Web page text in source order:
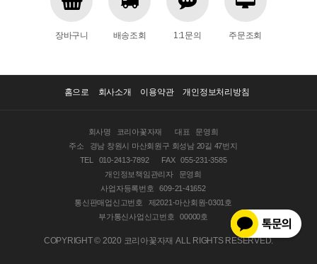
장바구니 배송조회 1:1문의 주문조회
홈으로 회사소개 이용약관 개인정보처리방침
회사명 코리아꽃자재 대표
문영희
주소
경남 창원시 마산회원구 회성남 20길 47번지
TEL
010-2413-7892 FAX
055-231-3585
개인정보책임관리자
문영희
사업자등록번호
609-21-41652
통신판매업신고번호
제2021-마산회원-0301호
부가통신사업신고번호
00000호
COPYRIGHT © 2020 코리아꽃자재 ALL RIGHTS RESERVED.